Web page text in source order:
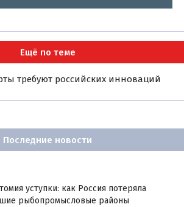
Ещё по теме
требуют российских инноваций
Последние новости
уступки: как Россия потеряла
рыбопромысловые районы